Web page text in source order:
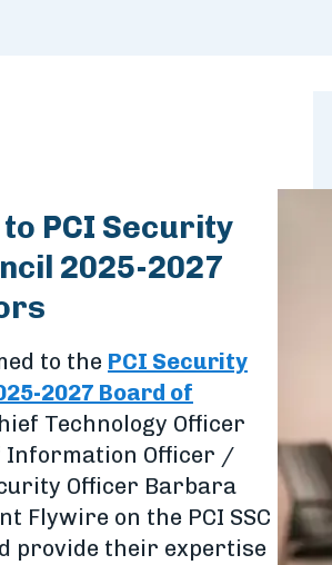
PCI Security
2025-2027
to the PCI Security
2027 Board of
Technology Officer
Information Officer /
Officer Barbara
Flywire on the PCI SSC
provide their expertise